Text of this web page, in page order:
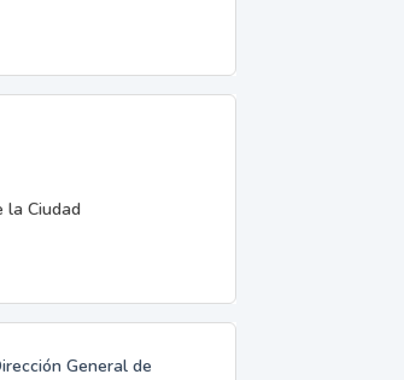
la Ciudad
General de